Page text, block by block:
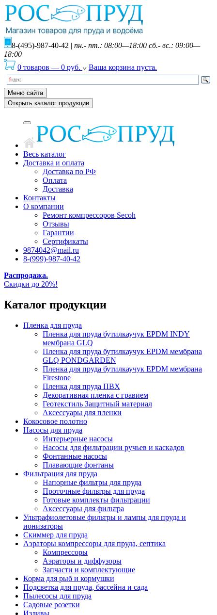
8-(495)-987-40-42 | пн.- пт.: 08:00—18:00 сб.- вс.: 09:00—
18:00
0 товаров — 0 руб. Ваша корзина пуста.
Меню сайта
Открыть каталог продукции
Весь каталог
Доставка и оплата
Доставка по РФ
Оплата
Доставка
Контакты
О компании
Ремонт компрессоров Secoh
Отзывы
Гарантии
Сертификаты
9874042@mail.ru
8-(999)-987-40-42
Распродажа.
Скидки до 20%!
Каталог продукции
Пленка для пруда
Пленка для пруда бутилкаучук EPDM INDY
мембрана GLQ
Пленка для пруда бутилкаучук EPDM мембрана
GLQ PONDGARDEN
Пленка для пруда бутилкаучук EPDM мембрана
Firestone
Пленка для пруда ПВХ
Декоративная пленка с гравием
Геотекстиль Защитный материал
Аксессуары для пленки
Кокосовое полотно
Насосы для пруда
Интерьерные насосы
Насосы для фильтрации ручьев и каскадов
Фонтанные насосы
Плавающие фонтаны
Фильтрация для пруда
Напорные фильтры для пруда
Проточные фильтры для пруда
Готовые комплекты фильтрации
Аксессуары для фильтра
Ультрафиолетовые фильтры и лампы для пруда и
ионизаторы
Скиммер для пруда
Аэраторы компрессоры для пруда, септика
Компрессоры
Аэраторы и диффузоры
Запчасти и комплектующие
Корма для рыб и кормушки
Подсветка для пруда, бассейна и сада
Пылесосы для пруда
Садовые розетки
Изливы